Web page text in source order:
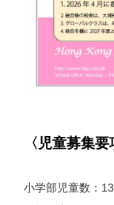
〈児童募集要
⼩学部児童数：